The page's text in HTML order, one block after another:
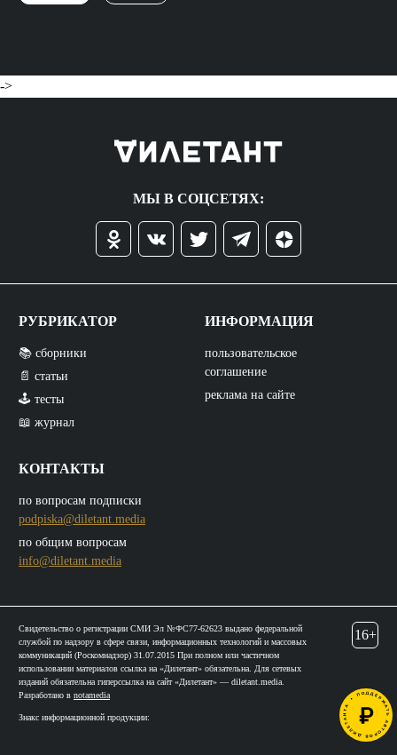
->
МЫ В СОЦСЕТЯХ:
РУБРИКАТОР
📚 сборники
📄 статьи
🕹️ тесты
📖 журнал
КОНТАКТЫ
по вопросам подписки
podpiska@diletant.media
по общим вопросам
info@diletant.media
ИНФОРМАЦИЯ
пользовательское
соглашение
реклама на сайте
Свидетельство о регистрации СМИ Эл №ФС77-62623 выдано федеральной
службой по надзору в сфере связи, информационных технологий и массовых
коммуникаций (Роскомнадзор) 31.07.2015 При полном или частичном
использовании материалов ссылка на «Дилетант» обязательна. Для сетевых
изданий обязательна гиперссылка на сайт «Дилетант» — diletant.media.
Разработано в notamedia
Знакс информационной продукции:
16+